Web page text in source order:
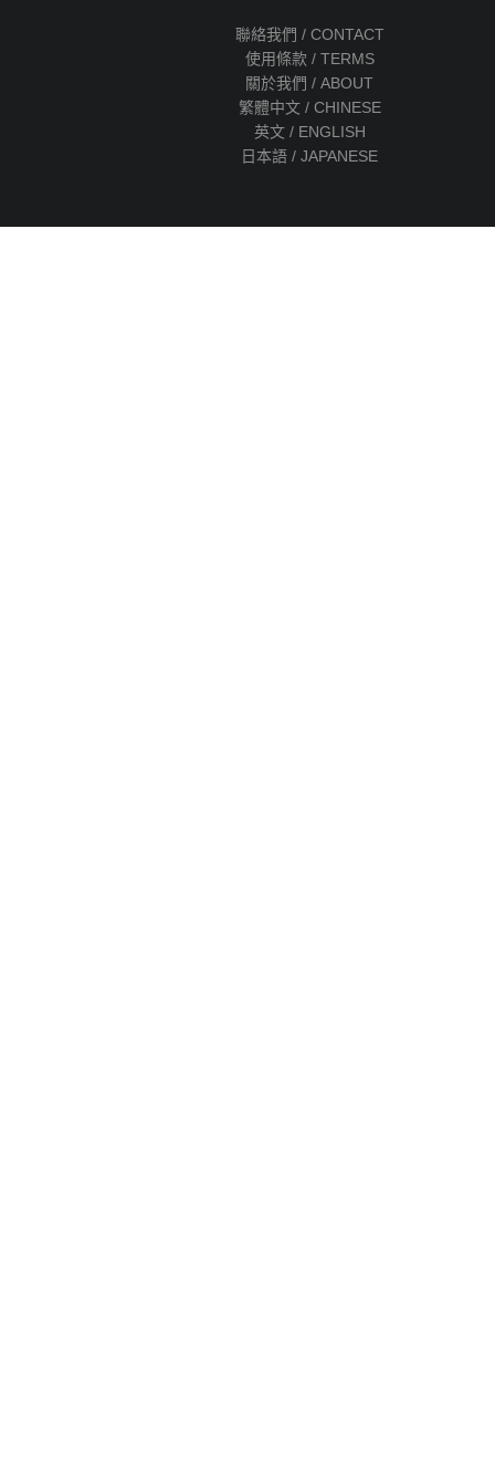
聯絡我們 / CONTACT
使用條款 / TERMS
關於我們 / ABOUT
繁體中文 / CHINESE
英文 / ENGLISH
日本語 / JAPANESE